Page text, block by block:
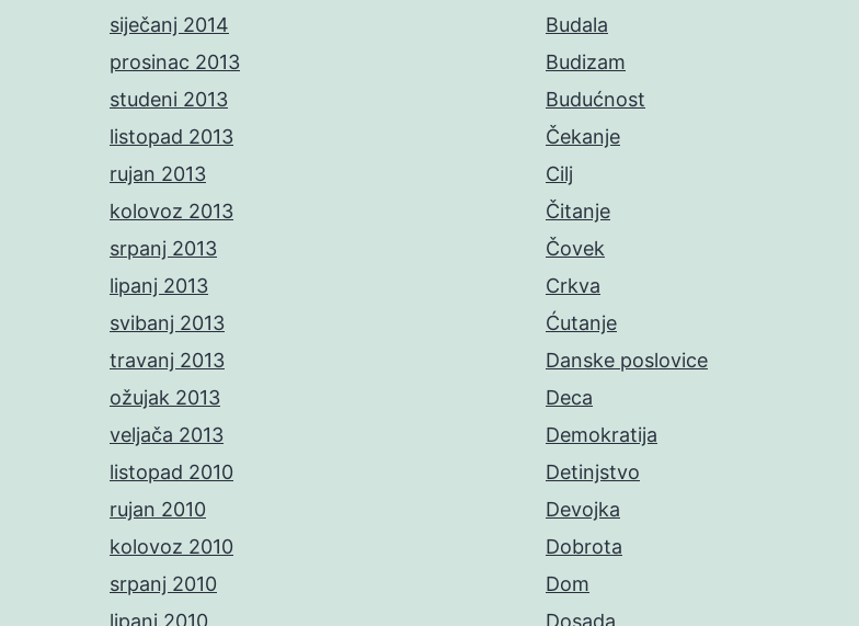
siječanj 2014
prosinac 2013
studeni 2013
listopad 2013
rujan 2013
kolovoz 2013
srpanj 2013
lipanj 2013
svibanj 2013
travanj 2013
ožujak 2013
veljača 2013
listopad 2010
rujan 2010
kolovoz 2010
srpanj 2010
lipanj 2010
Budala
Budizam
Budućnost
Čekanje
Cilj
Čitanje
Čovek
Crkva
Ćutanje
Danske poslovice
Deca
Demokratija
Detinjstvo
Devojka
Dobrota
Dom
Dosada